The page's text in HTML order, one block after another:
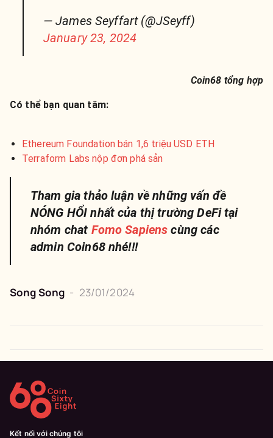
— James Seyffart (@JSeyff)
January 23, 2024
Coin68 tổng hợp
Có thể bạn quan tâm:
Ethereum Foundation bán 1,6 triệu USD ETH
Terraform Labs nộp đơn phá sản
Tham gia thảo luận về những vấn đề
NÓNG HỔI nhất của thị trường DeFi tại
nhóm chat Fomo Sapiens cùng các
admin Coin68 nhé!!!
Song Song - 23/01/2024
Kết nối với chúng tôi